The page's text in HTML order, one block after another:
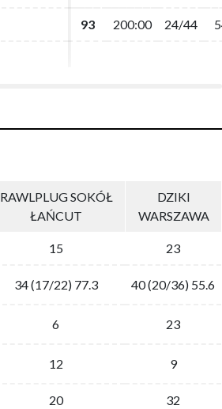
93 200:00 24/44
93 200:00 24/44
RAWLPLUG SOKÓŁ
ŁAŃCUT
DZIKI
WARSZAWA
15
23
34 (17/22) 77.3
40 (20/36) 55.6
6
23
12 9
20 32